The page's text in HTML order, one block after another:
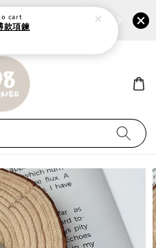
前往選購 ›› 加
cart
款項鍊